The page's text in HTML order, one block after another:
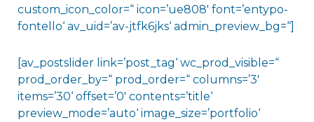
custom_icon_color=“ icon=’ue808′ font=’entypo-
fontello‘ av_uid=’av-jtfk6jks‘ admin_preview_bg=“]
[av_postslider link=’post_tag‘ wc_prod_visible=“
prod_order_by=“ prod_order=“ columns=’3′
items=’30‘ offset=’0′ contents=’title‘
preview_mode=’auto‘ image_size=’portfolio‘